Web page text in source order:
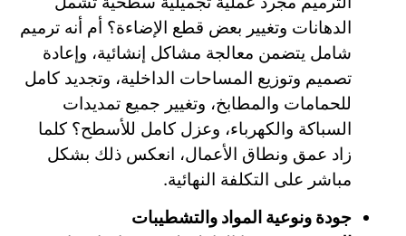
الدهانات وتغيير بعض قطع الإضاءة؟ أم أنه ترميم
شامل يتضمن معالجة مشاكل إنشائية، وإعادة
تصميم وتوزيع المساحات الداخلية، وتجديد كامل
للحمامات والمطابخ، وتغيير جميع تمديدات
السباكة والكهرباء، وعزل كامل للأسطح؟ كلما
زاد عمق ونطاق الأعمال، انعكس ذلك بشكل
مباشر على التكلفة النهائية.
جودة ونوعية المواد والتشطيبات